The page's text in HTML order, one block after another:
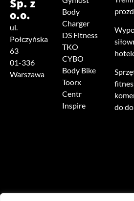
Sp. z
o.o.
ul.
Połczyńska
63
01-336
Warszawa
Body
Charger
DS Fitness
TKO
CYBO
Body Bike
Toorx
Centr
Inspire
do